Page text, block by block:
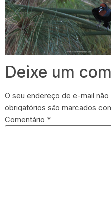
Deixe um
O seu endereço de e-mail não
obrigatórios são marcados
Comentário *